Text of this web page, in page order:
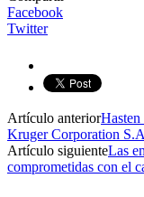
Facebook
Twitter
Artículo anterior
Kruger Corporation
Artículo siguienteLas
comprometidas con el